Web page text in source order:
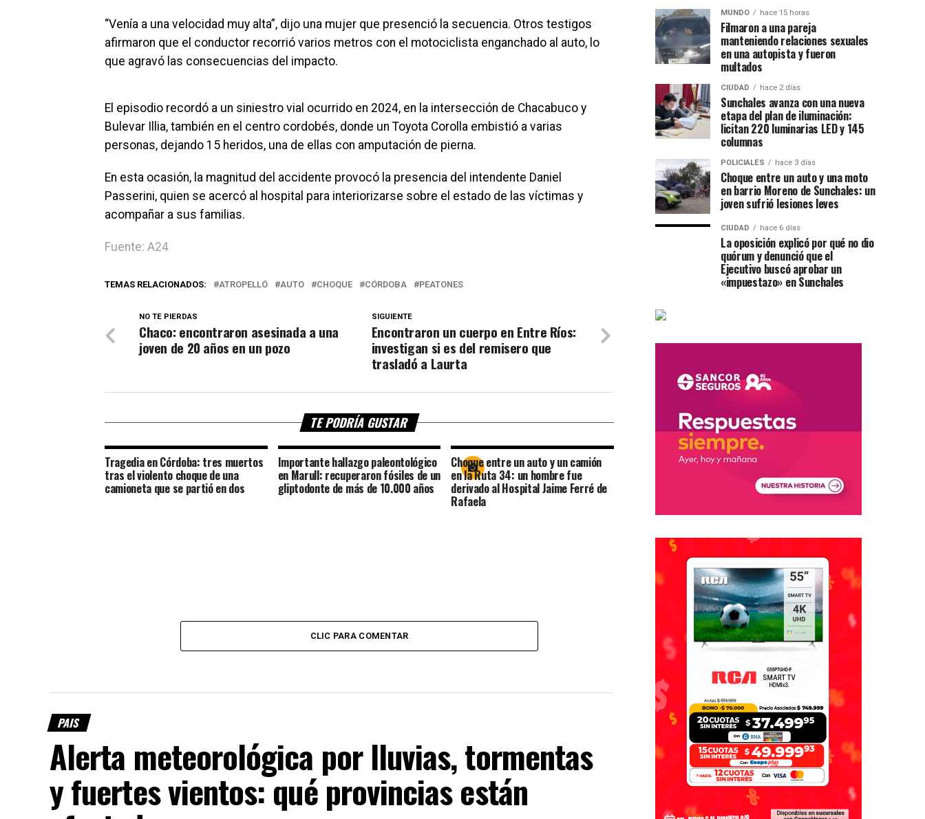
“Venía a una velocidad muy alta”, dijo una mujer que presenció la secuencia. Otros testigos
afirmaron que el conductor recorrió varios metros con el motociclista enganchado al auto, lo
que agravó las consecuencias del impacto.
El episodio recordó a un siniestro vial ocurrido en 2024, en la intersección de Chacabuco y
Bulevar Illia, también en el centro cordobés, donde un Toyota Corolla embistió a varias
personas, dejando 15 heridos, una de ellas con amputación de pierna.
En esta ocasión, la magnitud del accidente provocó la presencia del intendente Daniel
Passerini, quien se acercó al hospital para interiorizarse sobre el estado de las víctimas y
acompañar a sus familias.
Fuente: A24
TEMAS RELACIONADOS: ATROPELLÓ AUTO CHOQUE CÓRDOBA PEATONES
SIGUIENTE
Encontraron un cuerpo en Entre Ríos:
investigan si es del remisero que
trasladó a Laurta
NO TE PIERDAS
Chaco: encontraron asesinada a una
joven de 20 años en un pozo
TE PODRÍA GUSTAR
Tragedia en Córdoba: tres muertos
tras el violento choque de una
camioneta que se partió en dos
Importante hallazgo paleontológico
en Marull: recuperaron fósiles de un
gliptodonte de más de 10.000 años
Choque entre un auto y un camión
en la Ruta 34: un hombre fue
derivado al Hospital Jaime Ferré de
Rafaela
CLIC PARA COMENTAR
PAIS
Alerta meteorológica por lluvias, tormentas
y fuertes vientos: qué provincias están
MUNDO hace 15 horas
Filmaron a una pareja
manteniendo relaciones sexuales
en una autopista y fueron
multados
CIUDAD hace 2 días
Sunchales avanza con una nueva
etapa del plan de iluminación:
licitan 220 luminarias LED y 145
columnas
POLICIALES hace 3 días
Choque entre un auto y una moto
en barrio Moreno de Sunchales: un
joven sufrió lesiones leves
CIUDAD hace 6 días
La oposición explicó por qué no dio
quórum y denunció que el
Ejecutivo buscó aprobar un
«impuestazo» en Sunchales